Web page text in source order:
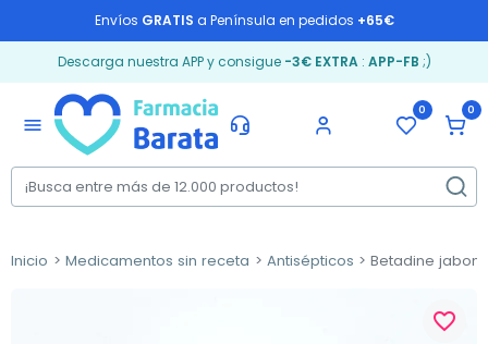
Envíos GRATIS a Península en pedidos +65€
Descarga nuestra APP y consigue -3€ EXTRA: APP-FB ;)
menu
0 0
Inicio Medicamentos sin receta Antisépticos Betadine
favorite_border